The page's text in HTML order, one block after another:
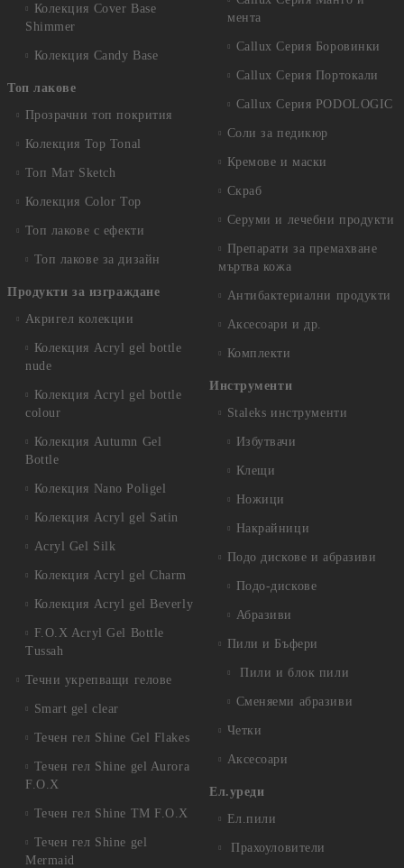
Колекция Cover Base
Shimmer
Колекция Candy Base
Топ лакове
Прозрачни топ покрития
Колекция Top Tonal
Топ Мат Sketch
Колекция Color Top
Топ лакове с ефекти
Топ лакове за дизайн
Продукти за изграждане
Акригел колекции
Колекция Acryl gel bottle
nude
Колекция Acryl gel bottle
colour
Колекция Autumn Gel
Bottle
Колекция Nano Poligel
Колекция Acryl gel Satin
Acryl Gel Silk
Колекция Acryl gel Charm
Колекция Acryl gel Beverly
F.O.X Acryl Gel Bottle
Tussah
Течни укрепващи гелове
Smart gel clear
Течен гел Shine Gel Flakes
Течен гел Shine gel Aurora
F.O.X
Течен гел Shine TM F.O.X
Течен гел Shine gel
Mermaid
мента
Callux Серия Боровинки
Callux Серия Портокали
Callux Серия PODOLOGIC
Соли за педикюр
Кремове и маски
Скраб
Серуми и лечебни продукти
Препарати за премахване
мъртва кожа
Антибактериални продукти
Аксесоари и др.
Комплекти
Инструменти
Staleks инструменти
Избутвачи
Клещи
Ножици
Накрайници
Подо дискове и абразиви
Подо-дискове
Абразиви
Пили и Бъфери
Пили и блок пили
Сменяеми абразиви
Четки
Аксесоари
Ел.уреди
Ел.пили
Прахоуловители